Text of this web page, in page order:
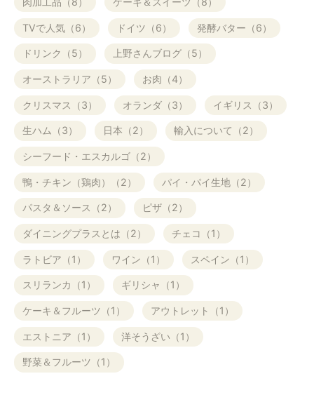
TVで人気（6） ドイツ（6） 発酵バター（6）
ドリンク（5） 上野さんブログ（5）
オーストラリア（5） お肉（4）
クリスマス（3） オランダ（3） イギリス（3）
生ハム（3） 日本（2） 輸入について（2）
シーフード・エスカルゴ（2）
鴨・チキン（鶏肉）（2） パイ・パイ生地（2）
パスタ＆ソース（2） ピザ（2）
ダイニングプラスとは（2） チェコ（1）
ラトビア（1） ワイン（1） スペイン（1）
スリランカ（1） ギリシャ（1）
ケーキ＆フルーツ（1） アウトレット（1）
エストニア（1） 洋そうざい（1）
野菜＆フルーツ（1）